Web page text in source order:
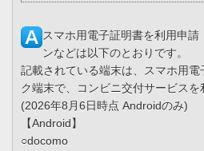
スマホ用電子証明書を利用申請
ンなどは以下のとおりです。
記載されている端末は、スマホ用
ク端末で、コンビニ交付サービスを
(2026年8月6日時点 Androidのみ)
【Android】
○docomo